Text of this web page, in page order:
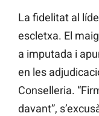
La fidelitat al
escletxa. El
a imputada i
en les
Conselleria.
davant”,